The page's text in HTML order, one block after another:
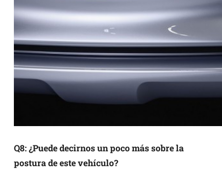
Q8: ¿Puede decirnos un poco más sobre la
postura de este vehículo?